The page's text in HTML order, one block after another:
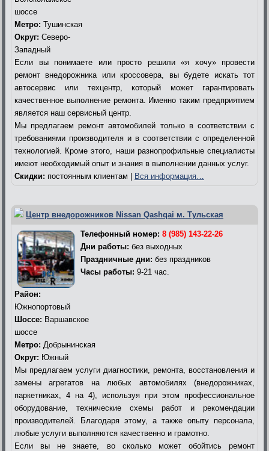
шоссе
Метро: Тушинская
Округ: Северо-
Западный
Если вы понимаете или просто решили «я хочу» провести
ремонт внедорожника или кроссовера, вы будете искать тот
автосервис или техцентр, который может гарантировать
качественное выполнение ремонта. Именно таким предприятием
является наш сервисный центр.
Мы предлагаем ремонт автомобилей только в соответствии с
требованиями производителя и в соответствии с определенной
технологией. Кроме этого, наши разнопрофильные специалисты
имеют необходимый опыт и знания в выполнении данных услуг.
Скидки: постоянным клиентам | Вся информация…
Центр внедорожников Nissan Qashqai м. Тульская
Телефонный номер: 8 (985) 143-22-26
Дни работы: без выходных
Праздничные дни: без праздников
Часы работы: 9-21 час.
Район:
Южнопортовый
Шоссе: Варшавское
шоссе
Метро: Добрынинская
Округ: Южный
Мы предлагаем услуги диагностики, ремонта, восстановления и
замены агрегатов на любых автомобилях (внедорожниках,
паркетниках, 4 на 4), используя при этом профессиональное
оборудование, технические схемы работ и рекомендации
производителей. Благодаря этому, а также опыту персонала,
любые услуги выполняются качественно и грамотно.
Если вы не знаете, во сколько может обойтись ремонт